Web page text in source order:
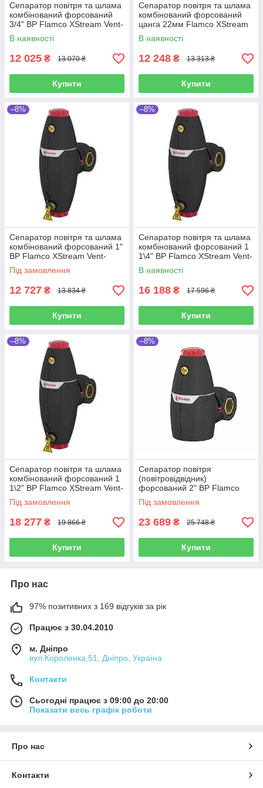
Сепаратор повітря та шлама
комбінований форсований
3/4" ВР Flamco XStream Vent-
Clean(Нідерланди)
В наявності
12 025 ₴ 13 070 ₴
Купити
Сепаратор повітря та шлама
комбінований форсований
цанга 22мм Flamco XStream
Vent-Clean(Нідерланди)
В наявності
12 248 ₴ 13 313 ₴
Купити
–8%
Сепаратор повітря та шлама
комбінований форсований 1"
ВР Flamco XStream Vent-
Clean(Нідерланди)
Під замовлення
12 727 ₴ 13 834 ₴
Купити
–8%
Сепаратор повітря та шлама
комбінований форсований 1
1\4" ВР Flamco XStream Vent-
Clean(Нідерланди)
В наявності
16 188 ₴ 17 596 ₴
Купити
–8%
Сепаратор повітря та шлама
комбінований форсований 1
1\2" ВР Flamco XStream Vent-
Clean(Нідерланди)
Під замовлення
18 277 ₴ 19 866 ₴
Купити
–8%
Сепаратор повітря
(повітровідвідник)
форсований 2" ВР Flamco
XStream Vent(Нідерланди)
Під замовлення
23 689 ₴ 25 748 ₴
Купити
Про нас
97% позитивних з 169 відгуків за рік
Працює з 30.04.2010
м. Дніпро
вул.Короленка,51, Дніпро, Україна
Контакти
Сьогодні працює з 09:00 до 20:00
Показати весь графік роботи
Про нас
Контакти